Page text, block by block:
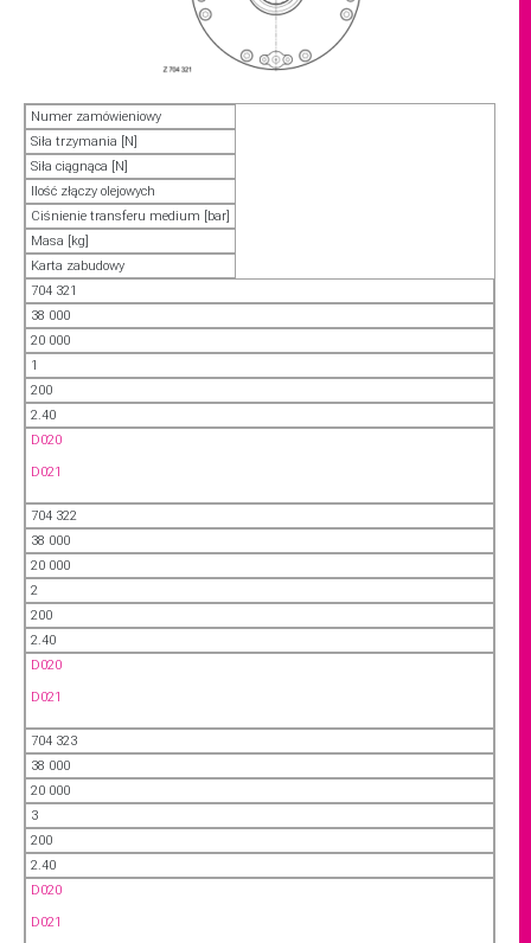
Numer zamówieniowy
Siła trzymania [N]
Siła ciągnąca [N]
Ilość złączy olejowych
Ciśnienie transferu medium [bar]
Masa [kg]
Karta zabudowy
704 321
38 000
20 000
1
200
2.40
D020
D021
704 322
38 000
20 000
2
200
2.40
D020
D021
704 323
38 000
20 000
3
200
2.40
D020
D021